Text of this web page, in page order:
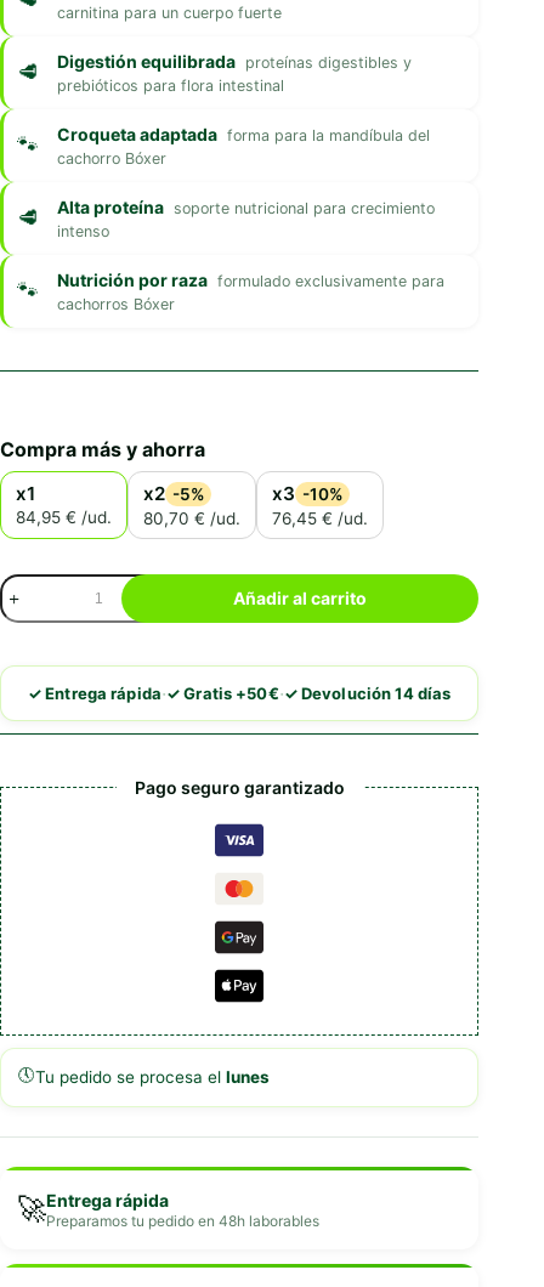
carnitina para un cuerpo fuerte
Digestión equilibrada proteínas digestibles y
prebióticos para flora intestinal
Croqueta adaptada forma para la mandíbula del
cachorro Bóxer
Alta proteína soporte nutricional para crecimiento
intenso
Nutrición por raza formulado exclusivamente para
cachorros Bóxer
Compra más y ahorra
x1
84,95 € /ud.
x2 -5%
80,70 € /ud.
x3 -10%
76,45 € /ud.
Royal
Canin
Boxer
cantidad
Añadir al carrito
✓ Entrega rápida·✓ Gratis +50€·✓ Devolución 14 días
Pago seguro garantizado
🕔Tu pedido se procesa el lunes
🚀Entrega rápida
Preparamos tu pedido en 48h laborables